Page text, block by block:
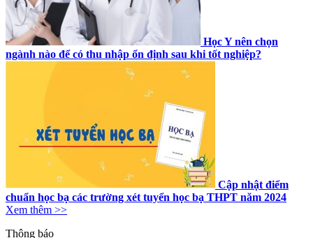
Học Y nên chọn
ngành nào để có thu nhập ổn định sau khi tốt nghiệp?
Cập nhật điểm
chuẩn học bạ các trường xét tuyển học bạ THPT năm 2024
Xem thêm >>
Thông báo